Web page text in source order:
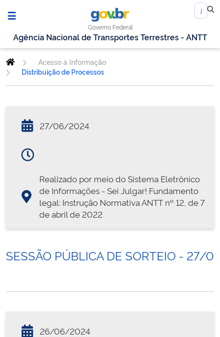
Governo Federal
Agência Nacional de Transportes Terrestres - ANTT
Acesso à Informação
Distribuição de Processos
27/06/2024
Realizado por meio do Sistema Eletrônico
de Informações - Sei Julgar! Fundamento
legal: Instrução Normativa ANTT nº 12, de 7
de abril de 2022
SESSÃO PÚBLICA DE SORTEIO - 27/
26/06/2024